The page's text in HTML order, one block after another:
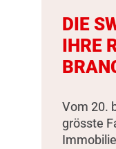
DIE
IHRE
Vom 20.
grösste